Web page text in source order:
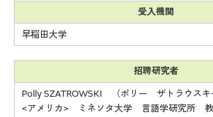
受入機関
早稲田大学
招聘研究者
Polly SZATROWSKI （ポリー ザトラウスキ
<アメリカ> ミネソタ大学 言語学研究所